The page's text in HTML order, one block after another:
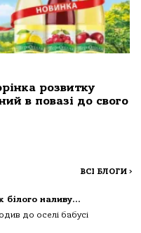
розвитку
в повазі до свого
ВСІ БЛОГИ >
білого наливу…
до оселі бабусі